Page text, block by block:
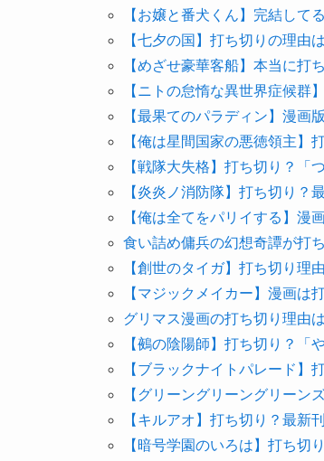
【お嬢と番犬くん】完結して
【七夕の国】打ち切りの理由
【めざせ豪華客船】本当に打
【ニトの怠惰な異世界症候群
【最果てのパラディン】漫画
【俺は星間国家の悪徳領主】
【戦隊大失格】打ち切り？「
【炎炎ノ消防隊】打ち切り？
【俺は全てをパリイする】漫
食い詰め傭兵の幻想奇譚が打
【創世のタイガ】打ち切り理
【マジックメイカー】漫画は
グリマス漫画の打ち切り理由
【鵺の陰陽師】打ち切り？「
【ブラックナイトパレード】
【グリーングリーングリーン
【キルアオ】打ち切り？最新
【暗号学園のいろは】打ち切